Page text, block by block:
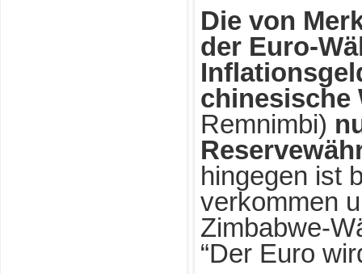
Die von
der Euro-
chinesische
Remnimbi)
hingegen ist
verkommen
Zimbabwe-
“Der Euro